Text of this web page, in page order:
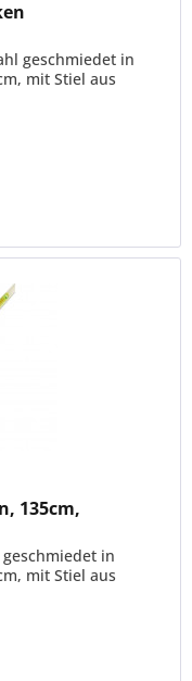
geschmiedet in
mit Stiel aus
135cm,
in
mit Stiel aus